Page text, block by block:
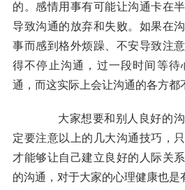
的。感情用事有可能让沟通卡在
导致沟通的放弃和失败。如果在
事而感到格外烦躁、不安导致注
得不停止沟通，过一段时间等待
通，而这实际上会让沟通的各方都
大家想要和别人良好的沟
定要注意以上的几大沟通技巧，
才能够让自己建立良好的人际关
的沟通，对于大家的心理健康也是